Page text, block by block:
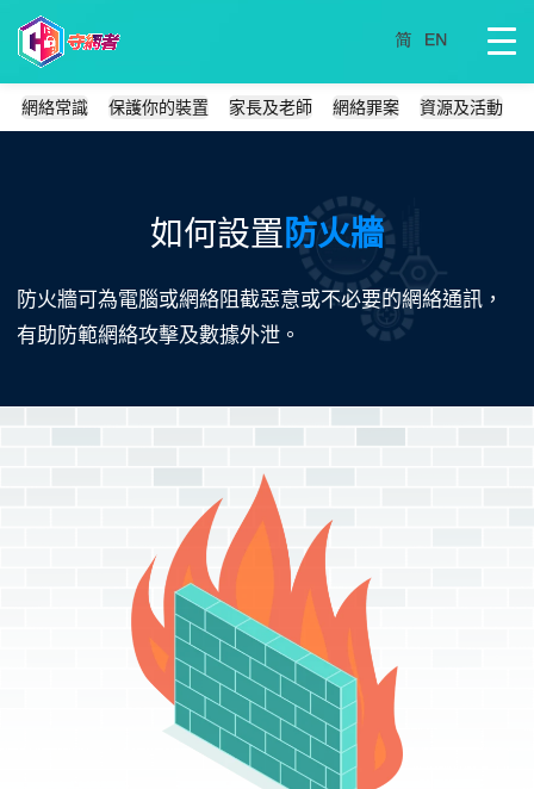
網絡常識 保護你的裝置 家長及老師 網絡罪案 資源及活動
如何設置防火牆
防火牆可為電腦或網絡阻截惡意或不必要的網絡通訊，
有助防範網絡攻擊及數據外泄。